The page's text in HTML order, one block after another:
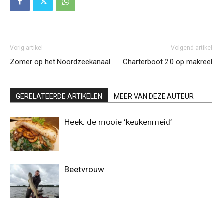
Vorig artikel
Zomer op het Noordzeekanaal
Volgend artikel
Charterboot 2.0 op makreel
GERELATEERDE ARTIKELEN MEER VAN DEZE AUTEUR
Heek: de mooie ‘keukenmeid’
Beetvrouw